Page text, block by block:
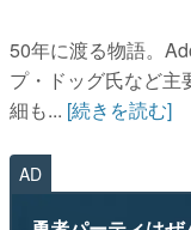
50年に渡る物語。
プ・ドッグ氏など主
細も... [続きを読む]
AD